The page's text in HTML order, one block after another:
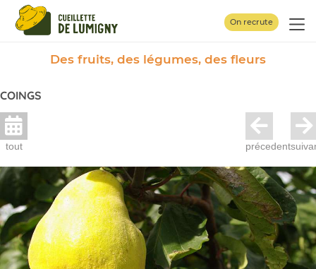
On recrute
Des fruits, des légumes, des fleurs
COINGS
tout précedent
Panneau de gestion des cookies